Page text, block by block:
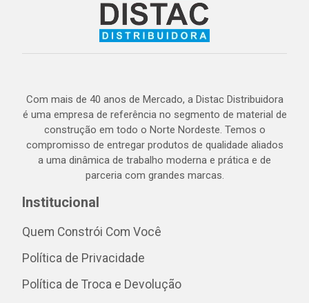
Com mais de 40 anos de Mercado, a Distac Distribuidora
é uma empresa de referência no segmento de material de
construção em todo o Norte Nordeste. Temos o
compromisso de entregar produtos de qualidade aliados
a uma dinâmica de trabalho moderna e prática e de
parceria com grandes marcas.
Institucional
Quem Constrói Com Você
Política de Privacidade
Política de Troca e Devolução